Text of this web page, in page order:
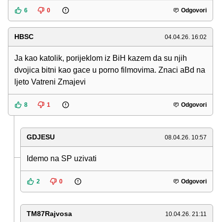
6 0 Odgovori
HBSC 04.04.26. 16:02
Ja kao katolik, porijeklom iz BiH kazem da su njih
dvojica bitni kao gace u porno filmovima. Znaci aBd na
ljeto Vatreni Zmajevi
8 1 Odgovori
GDJESU 08.04.26. 10:57
Idemo na SP uzivati
2 0 Odgovori
TM87Rajvosa 10.04.26. 21:11